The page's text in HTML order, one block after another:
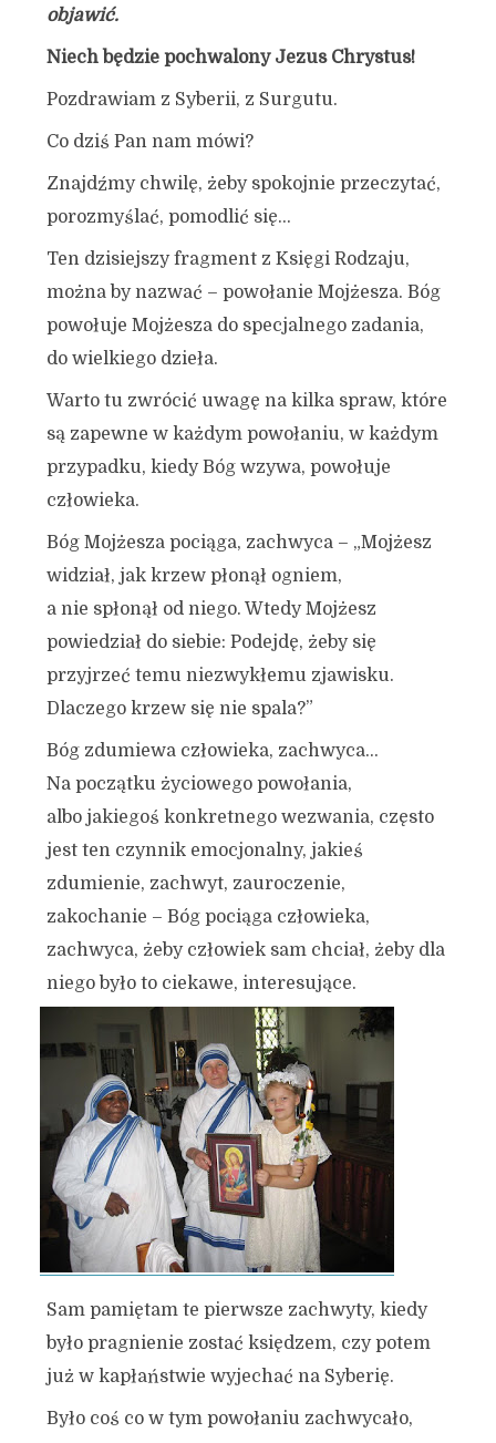
objawić.
Niech będzie pochwalony Jezus Chrystus!
Pozdrawiam z Syberii, z Surgutu.
Co dziś Pan nam mówi?
Znajdźmy chwilę, żeby spokojnie przeczytać,
porozmyślać, pomodlić się…
Ten dzisiejszy fragment z Księgi Rodzaju,
można by nazwać – powołanie Mojżesza. Bóg
powołuje Mojżesza do specjalnego zadania,
do wielkiego dzieła.
Warto tu zwrócić uwagę na kilka spraw, które
są zapewne w każdym powołaniu, w każdym
przypadku, kiedy Bóg wzywa, powołuje
człowieka.
Bóg Mojżesza pociąga, zachwyca – „Mojżesz
widział, jak krzew płonął ogniem,
a nie spłonął od niego. Wtedy Mojżesz
powiedział do siebie: Podejdę, żeby się
przyjrzeć temu niezwykłemu zjawisku.
Dlaczego krzew się nie spala?”
Bóg zdumiewa człowieka, zachwyca…
Na początku życiowego powołania,
albo jakiegoś konkretnego wezwania, często
jest ten czynnik emocjonalny, jakieś
zdumienie, zachwyt, zauroczenie,
zakochanie – Bóg pociąga człowieka,
zachwyca, żeby człowiek sam chciał, żeby dla
niego było to ciekawe, interesujące.
Sam pamiętam te pierwsze zachwyty, kiedy
było pragnienie zostać księdzem, czy potem
już w kapłaństwie wyjechać na Syberię.
Było coś co w tym powołaniu zachwycało,